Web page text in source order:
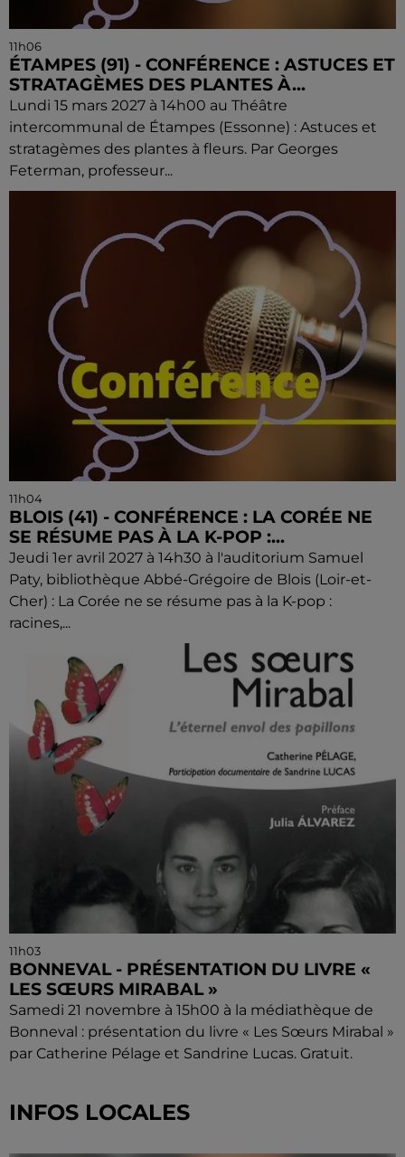
11h06
ÉTAMPES (91) - CONFÉRENCE : ASTUCES ET
STRATAGÈMES DES PLANTES À...
Lundi 15 mars 2027 à 14h00 au Théâtre
intercommunal de Étampes (Essonne) : Astuces et
stratagèmes des plantes à fleurs. Par Georges
Feterman, professeur...
11h04
BLOIS (41) - CONFÉRENCE : LA CORÉE NE
SE RÉSUME PAS À LA K-POP :...
Jeudi 1er avril 2027 à 14h30 à l'auditorium Samuel
Paty, bibliothèque Abbé-Grégoire de Blois (Loir-et-
Cher) : La Corée ne se résume pas à la K-pop :
racines,...
11h03
BONNEVAL - PRÉSENTATION DU LIVRE «
LES SŒURS MIRABAL »
Samedi 21 novembre à 15h00 à la médiathèque de
Bonneval : présentation du livre « Les Sœurs Mirabal »
par Catherine Pélage et Sandrine Lucas. Gratuit.
INFOS LOCALES